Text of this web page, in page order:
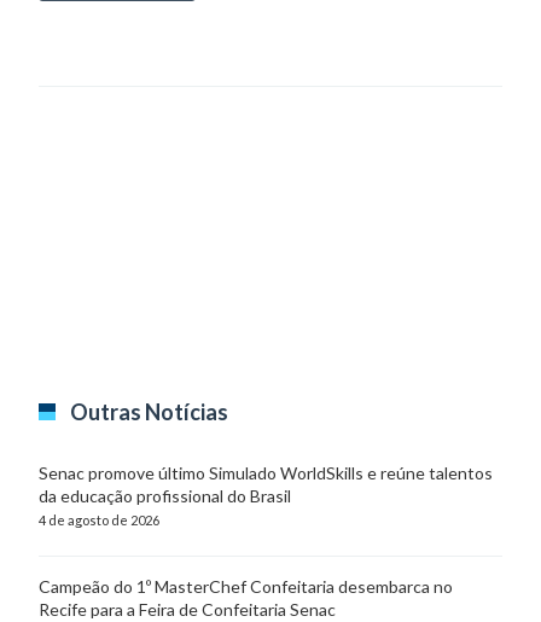
Outras Notícias
Senac promove último Simulado WorldSkills e reúne talentos
da educação profissional do Brasil
4 de agosto de 2026
Campeão do 1º MasterChef Confeitaria desembarca no
Recife para a Feira de Confeitaria Senac